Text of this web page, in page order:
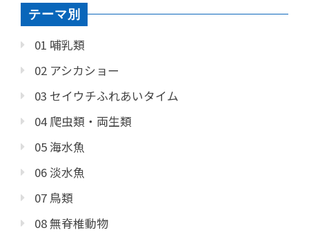
テーマ別
01 哺乳類
02 アシカショー
03 セイウチふれあいタイム
04 爬虫類・両生類
05 海水魚
06 淡水魚
07 鳥類
08 無脊椎動物